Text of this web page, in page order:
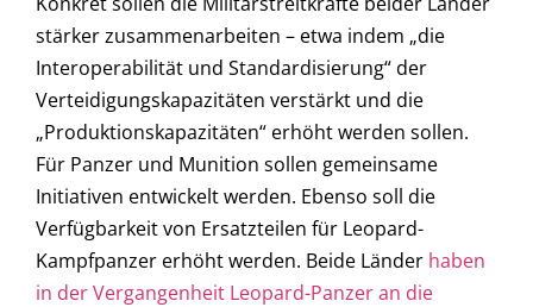
stärker zusammenarbeiten – etwa indem „die
Interoperabilität und Standardisierung“ der
Verteidigungskapazitäten verstärkt und die
„Produktionskapazitäten“ erhöht werden sollen.
Für Panzer und Munition sollen gemeinsame
Initiativen entwickelt werden. Ebenso soll die
Verfügbarkeit von Ersatzteilen für Leopard-
Kampfpanzer erhöht werden. Beide Länder haben
in der Vergangenheit Leopard-Panzer an die